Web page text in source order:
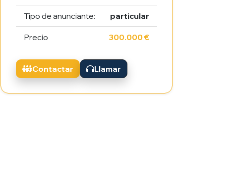
Tipo de anunciante: particular
Precio 300.000 €
Contactar Llamar